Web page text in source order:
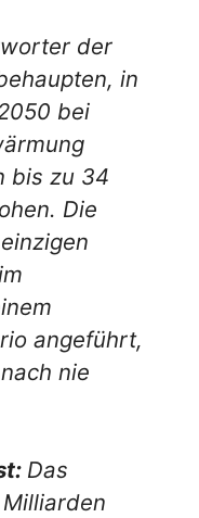
der
in
bei
bis zu 34
Die
angeführt,
nie
Das